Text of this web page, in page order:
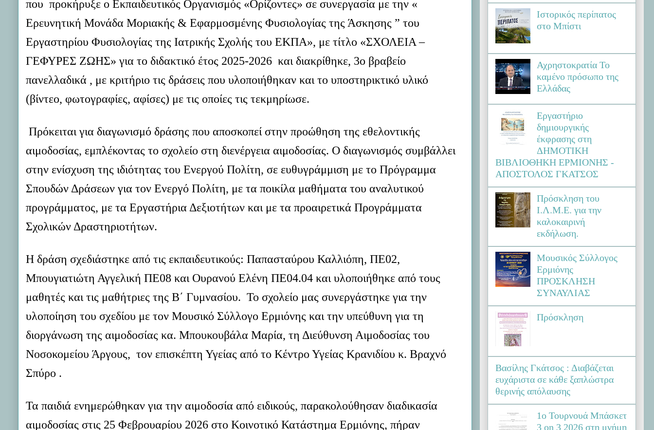
που προκήρυξε ο Εκπαιδευτικός Οργανισμός «Ορίζοντες» σε συνεργασία με την «
Ερευνητική Μονάδα Μοριακής & Εφαρμοσμένης Φυσιολογίας της Άσκησης ” του
Εργαστηρίου Φυσιολογίας της Ιατρικής Σχολής του ΕΚΠΑ», με τίτλο «ΣΧΟΛΕΙΑ –
ΓΕΦΥΡΕΣ ΖΩΗΣ» για το διδακτικό έτος 2025-2026 και διακρίθηκε, 3ο βραβείο
πανελλαδικά , με κριτήριο τις δράσεις που υλοποιήθηκαν και το υποστηρικτικό υλικό
(βίντεο, φωτογραφίες, αφίσες) με τις οποίες τις τεκμηρίωσε.
Πρόκειται για διαγωνισμό δράσης που αποσκοπεί στην προώθηση της εθελοντικής
αιμοδοσίας, εμπλέκοντας το σχολείο στη διενέργεια αιμοδοσίας. Ο διαγωνισμός συμβάλλει
στην ενίσχυση της ιδιότητας του Ενεργού Πολίτη, σε ευθυγράμμιση με το Πρόγραμμα
Σπουδών Δράσεων για τον Ενεργό Πολίτη, με τα ποικίλα μαθήματα του αναλυτικού
προγράμματος, με τα Εργαστήρια Δεξιοτήτων και με τα προαιρετικά Προγράμματα
Σχολικών Δραστηριοτήτων.
Η δράση σχεδιάστηκε από τις εκπαιδευτικούς: Παπασταύρου Καλλιόπη, ΠΕ02,
Μπουγιατιώτη Αγγελική ΠΕ08 και Ουρανού Ελένη ΠΕ04.04 και υλοποιήθηκε από τους
μαθητές και τις μαθήτριες της Β΄ Γυμνασίου. Το σχολείο μας συνεργάστηκε για την
υλοποίηση του σχεδίου με τον Μουσικό Σύλλογο Ερμιόνης και την υπεύθυνη για τη
διοργάνωση της αιμοδοσίας κα. Μπουκουβάλα Μαρία, τη Διεύθυνση Αιμοδοσίας του
Νοσοκομείου Άργους, τον επισκέπτη Υγείας από το Κέντρο Υγείας Κρανιδίου κ. Βραχνό
Σπύρο .
Τα παιδιά ενημερώθηκαν για την αιμοδοσία από ειδικούς, παρακολούθησαν διαδικασία
αιμοδοσίας στις 25 Φεβρουαρίου 2026 στο Κοινοτικό Κατάστημα Ερμιόνης, πήραν
Ιστορικός περίπατος
στο Μπίστι
Αχρηστοκρατία Το
καμένο πρόσωπο της
Ελλάδας
Εργαστήριο
δημιουργικής
έκφρασης στη
ΔΗΜΟΤΙΚΗ
ΒΙΒΛΙΟΘΗΚΗ ΕΡΜΙΟΝΗΣ -
ΑΠΟΣΤΟΛΟΣ ΓΚΑΤΣΟΣ
Πρόσκληση του
Ι.Λ.Μ.Ε. για την
καλοκαιρινή
εκδήλωση.
Μουσικός Σύλλογος
Ερμιόνης
ΠΡΟΣΚΛΗΣΗ
ΣΥΝΑΥΛΙΑΣ
Πρόσκληση
Βασίλης Γκάτσος : Διαβάζεται
ευχάριστα σε κάθε ξαπλώστρα
θερινής απόλαυσης
1ο Τουρνουά Μπάσκετ
3 on 3 2026 στη μνήμη